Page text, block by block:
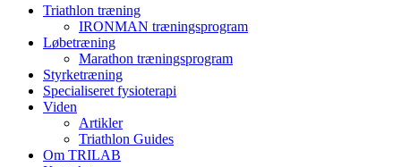
Close
Triathlon træning
IRONMAN træningsprogram
Løbetræning
Marathon træningsprogram
Styrketræning
Specialiseret fysioterapi
Viden
Artikler
Triathlon Guides
Om TRILAB